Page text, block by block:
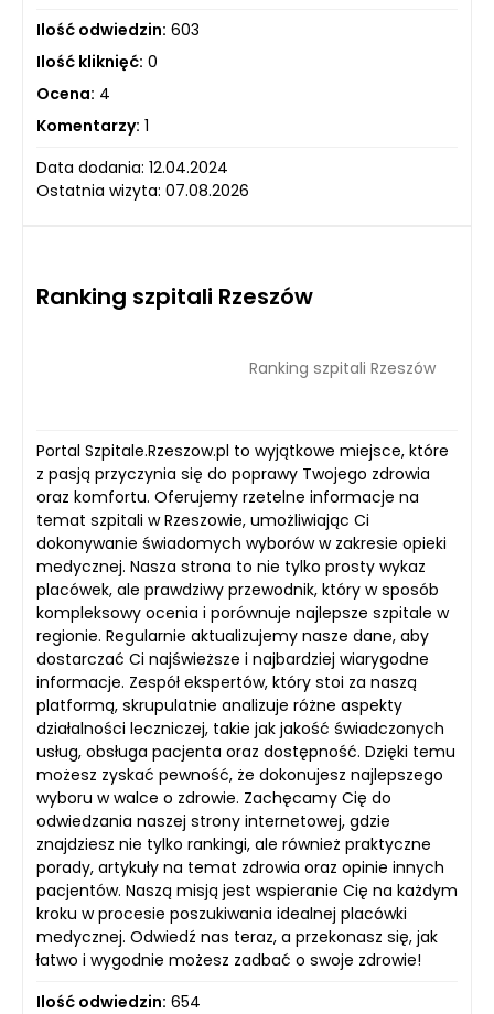
Ilość odwiedzin: 603
Ilość kliknięć: 0
Ocena: 4
Komentarzy: 1
Data dodania: 12.04.2024
Ostatnia wizyta: 07.08.2026
Ranking szpitali Rzeszów
Ranking szpitali Rzeszów
Portal Szpitale.Rzeszow.pl to wyjątkowe miejsce, które
z pasją przyczynia się do poprawy Twojego zdrowia
oraz komfortu. Oferujemy rzetelne informacje na
temat szpitali w Rzeszowie, umożliwiając Ci
dokonywanie świadomych wyborów w zakresie opieki
medycznej. Nasza strona to nie tylko prosty wykaz
placówek, ale prawdziwy przewodnik, który w sposób
kompleksowy ocenia i porównuje najlepsze szpitale w
regionie. Regularnie aktualizujemy nasze dane, aby
dostarczać Ci najświeższe i najbardziej wiarygodne
informacje. Zespół ekspertów, który stoi za naszą
platformą, skrupulatnie analizuje różne aspekty
działalności leczniczej, takie jak jakość świadczonych
usług, obsługa pacjenta oraz dostępność. Dzięki temu
możesz zyskać pewność, że dokonujesz najlepszego
wyboru w walce o zdrowie. Zachęcamy Cię do
odwiedzania naszej strony internetowej, gdzie
znajdziesz nie tylko rankingi, ale również praktyczne
porady, artykuły na temat zdrowia oraz opinie innych
pacjentów. Naszą misją jest wspieranie Cię na każdym
kroku w procesie poszukiwania idealnej placówki
medycznej. Odwiedź nas teraz, a przekonasz się, jak
łatwo i wygodnie możesz zadbać o swoje zdrowie!
Ilość odwiedzin: 654